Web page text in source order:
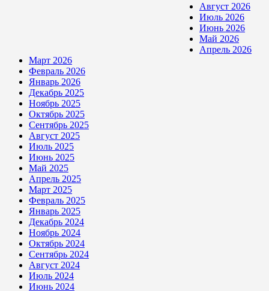
Август 2026
Июль 2026
Июнь 2026
Май 2026
Апрель 2026
Март 2026
Февраль 2026
Январь 2026
Декабрь 2025
Ноябрь 2025
Октябрь 2025
Сентябрь 2025
Август 2025
Июль 2025
Июнь 2025
Май 2025
Апрель 2025
Март 2025
Февраль 2025
Январь 2025
Декабрь 2024
Ноябрь 2024
Октябрь 2024
Сентябрь 2024
Август 2024
Июль 2024
Июнь 2024